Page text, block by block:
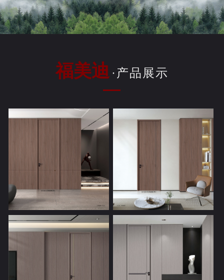
福美迪 ·产品展示